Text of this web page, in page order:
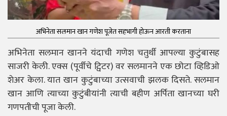
अभिनेता सलमान खान गणेश पूजेत सहभागी होऊन आरती करताना
अभिनेता सलमान खानने यंदाची गणेश चतुर्थी आपल्या कुटुंबासह
साजरी केली. एक्स (पूर्वीचे ट्विटर) वर सलमानने एक छोटा व्हिडिओ
शेअर केला. यात खान कुटुंबाच्या उत्सवाची झलक दिसते. सलमान
खान आणि त्याच्या कुटुंबीयांनी त्याची बहीण अर्पिता खानच्या घरी
गणपतीची पूजा केली.